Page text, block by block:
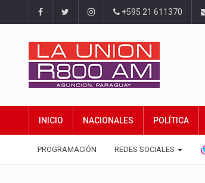
+595 21 611370
INICIO NACIONALES POLÍTICA
PROGRAMACIÓN REDES SOCIALES